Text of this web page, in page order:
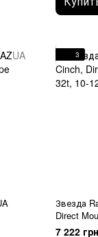
3
Звезда
Direct
NW
7 222 грн